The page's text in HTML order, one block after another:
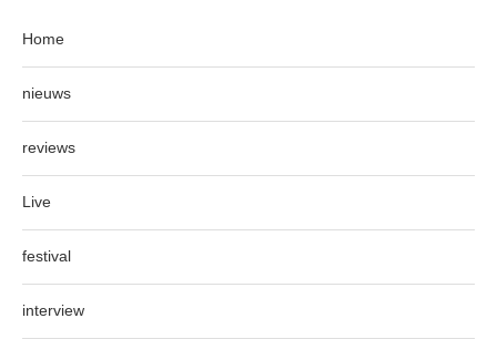
Home
nieuws
reviews
Live
festival
interview